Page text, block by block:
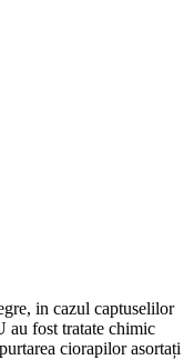
in cazul captuselilor
au fost tratate chimic
ciorapilor asortați